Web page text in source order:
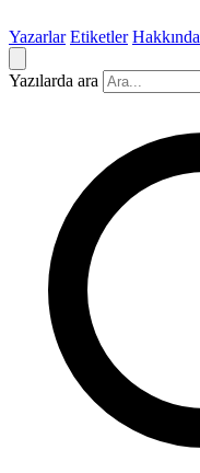
Yazarlar Etiketler Hakkında
Yazılarda ara